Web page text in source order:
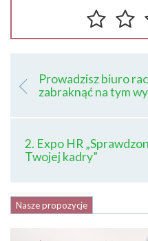
Prowadzisz biuro
zabraknąć na tym
2. Expo HR
Twojej kadry”
Nasze propozycje